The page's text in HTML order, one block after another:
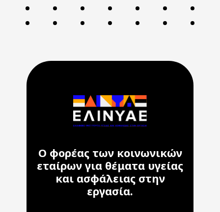
Ο φορέας των κοινωνικών
εταίρων για θέματα υγείας
και ασφάλειας στην
εργασία.